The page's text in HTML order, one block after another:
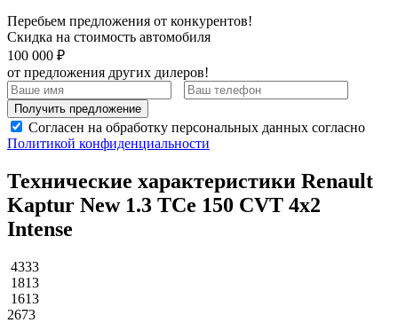
Перебьем предложения от конкурентов!
Скидка на стоимость автомобиля
100 000 ₽
от предложения других дилеров!
Получить предложение
Согласен на обработку персональных данных согласно
Политикой конфиденциальности
Технические характеристики Renault
Kaptur New 1.3 TCe 150 CVT 4х2
Intense
4333
1813
1613
2673